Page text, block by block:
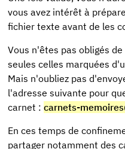
vous avez intérêt à
fichier texte avant de les
Vous n'êtes pas obligés
seules celles marquées
Mais n'oubliez pas
l'adresse suivante pour
carnet :carnets-
En ces temps de
partager notamment des